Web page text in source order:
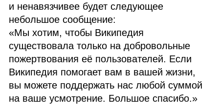
и ненавязчивее будет следующее
небольшое сообщение:
«Мы хотим, чтобы Википедия
существовала только на добровольные
пожертвования её пользователей. Если
Википедия помогает вам в вашей жизни,
вы можете поддержать нас любой суммой
на ваше усмотрение. Большое спасибо.»